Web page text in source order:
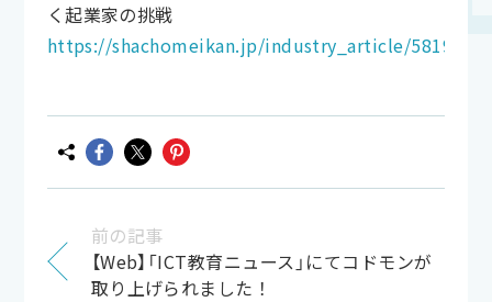
く起業家の挑戦
https://shachomeikan.jp/industry_article/5819
前の記事
【Web】「ICT教育ニュース」にてコドモンが
取り上げられました！